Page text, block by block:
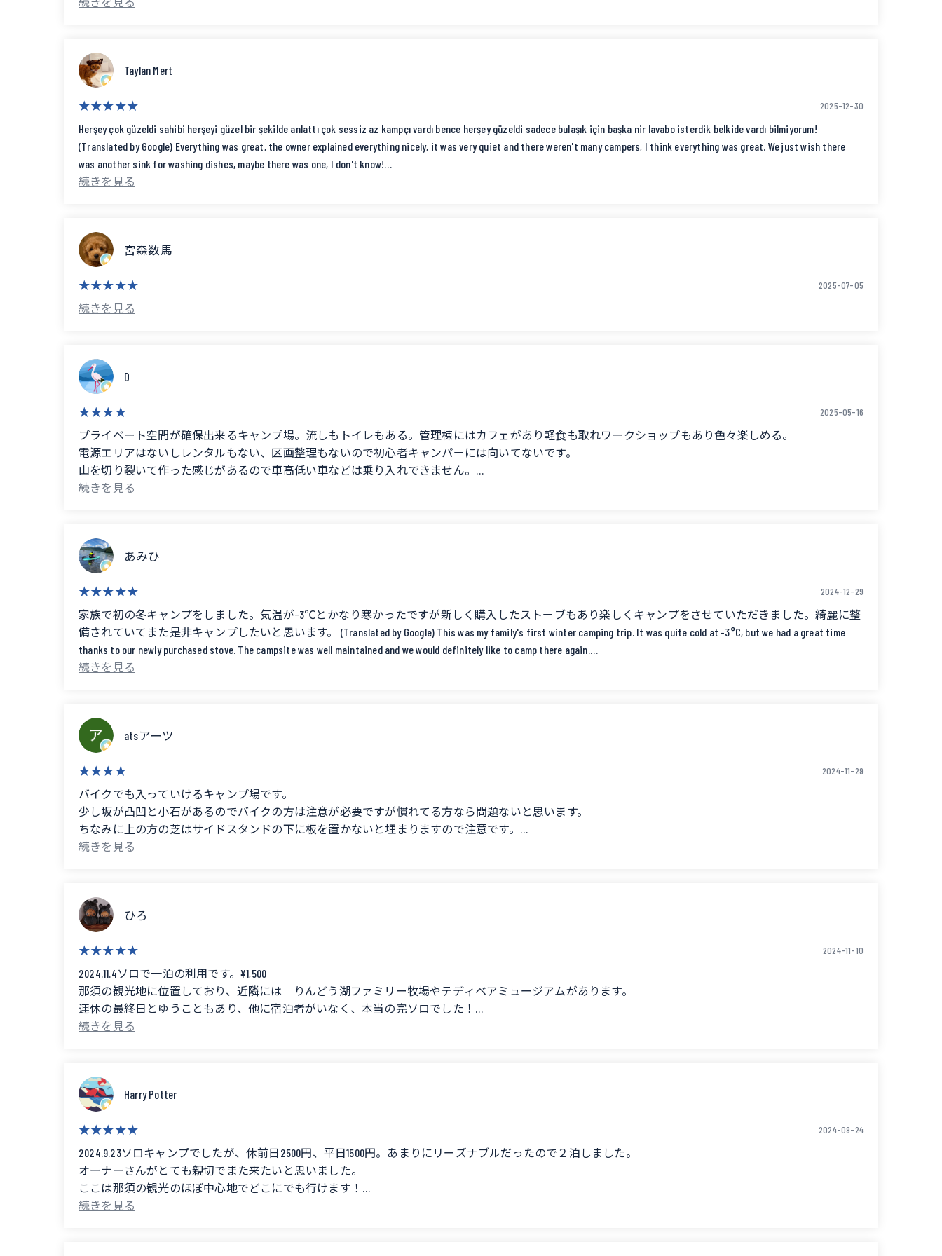
管理人の方もとても良い距離感で接してくれて安心感がありました。ソロ訪問でしたので写真まで撮っていただいてありがとうございました。
場内には剪定した枝が積んであり、自由に使っていいよとの事だったのでブッシュクラフトにも挑戦でき、楽しい時間を過ごせました。
暑くなる前にまた行きたいと思います。 (Translated by Google) It was a really nice campsite.
Used on February 22, 2026.
The sites were terraced, and I felt the layout was great because you didn't have to worry about other people looking at you.
It's not a very large campsite, so there was only one kitchen, but I don't think it was too inconvenient.
Toilets were located in the management building and near the kitchen, and were very clean.
I'd like to go again before it gets too hot.
Taylan Mert
2025-12-30
Herşey çok güzeldi sahibi herşeyi güzel bir şekilde anlattı çok sessiz az kampçı vardı bence herşey güzeldi sadece bulaşık için başka nir lavabo isterdik belkide vardı bilmiyorum!
(Translated by Google) Everything was great, the owner explained everything nicely, it was very quiet and there weren't many campers, I think everything was great. We just wish there
was another sink for washing dishes, maybe there was one, I don't know!
宮森数馬
2025-07-05
D
2025-05-16
プライベート空間が確保出来るキャンプ場。流しもトイレもある。管理棟にはカフェがあり軽食も取れワークショップもあり色々楽しめる。
電源エリアはないしレンタルもない、区画整理もないので初心者キャンパーには向いてないです。
山を切り裂いて作った感じがあるので車高低い車などは乗り入れできません。
自然を大事にしているキャンプ場なのでマナーが守れない若者集団などには向いていません。 (Translated by Google) A campsite where you can secure your own
It feels like it was carved into the mountain, so low-slung vehicles cannot enter.
This campsite respects nature, so it is not suitable for groups of young people who don't follow proper etiquette.
あみひ
2024-12-29
家族で初の冬キャンプをしました。気温が−3℃とかなり寒かったですが新しく購入したストーブもあり楽しくキャンプをさせていただきました。綺麗に整
備されていてまた是非キャンプしたいと思います。 (Translated by Google) This was my family's first winter camping trip. It was quite cold at -3°C, but we had a great time
thanks to our newly purchased stove. The campsite was well maintained and we would definitely like to camp there again.
atsアーツ
2024-11-29
バイクでも入っていけるキャンプ場です。
少し坂が凸凹と小石があるのでバイクの方は注意が必要ですが慣れてる方なら問題ないと思います。
ちなみに上の方の芝はサイドスタンドの下に板を置かないと埋まりますので注意です。
薪はキャンプ場です広葉樹が一束1,000円で売ってます。
発泡酒、氷とか販売してましたがその他売り切れが多かったのとたまたま自分のキャンプ地に動物のフン(かなり日数が経ってるモノ)があり残念でした。
トイレは3つありウォッシュレット備わってます。(1番手前は調子悪いのか閉めたことをもう一度確認した方がいいです)
炊事場は6つで足を洗う？場所が2つあります。
夜は本当に暗いので用を済ます為には必ずライト必需品です。トイレの前に小さい橋と川があるので気をつけてください。
入口に看板がない(見落とした？)のでGoogleナビ通りに入っていけば問題ないです。
近くにセブンイレブンあります。
スタッフさんは皆、親切です。
By the way, the grass at the top will get buried if you don't place a board under the side stand, so be careful.
The campsite sells hardwood firewood for 1,000 yen per bundle.
*Open fires are prohibited.
Because hardwood is hard, you can borrow axes on the spot.
They sell beer and ice, but many of the other items were sold out, and I happened to find some animal droppings (some quite old) on my campsite, which was disappointing.
There are three toilets, all equipped with washlets. (The front one seems to be malfunctioning, so it's best to double-check that it's closed.)
There are six kitchens and two places to wash your feet.
It's really dark at night, so a light is essential if you need to go to the bathroom. Be careful, as there's a small bridge and river in front of the toilets.
There is no sign at the entrance (maybe I missed it?), so just follow the directions on Google Maps and you'll be fine.
ひろ
2024-11-10
2024.11.4ソロで一泊の利用です。¥1,500
那須の観光地に位置しており、近隣には りんどう湖ファミリー牧場やテディベアミュージアムがあります。
連休の最終日とゆうこともあり、他に宿泊者がいなく、本当の完ソロでした！
併設されているカフェでの受付になります。
1人でしたので、サイトも自由に好きな場所でどうぞ、チェックアウトもお好きな時間で！
と言っていただいたのでゆっくりと楽しむ事ができてラッキー✌️でした✨
料金も安くとてもお得！
夜は星が綺麗でした💖
また利用させていただきます♪ (Translated by Google) I stayed here for one night on November 4th, 2024, as a solo traveler. The price was ¥1,500.
Located in a tourist area of ​​Nasu, it's near Rindo Lake Family Ranch and the Teddy Bear Museum.
As it was the last day of a long weekend, there were no other guests, so I truly had the place all to myself!
Check-in is at the attached cafe.
Harry Potter
2024-09-24
2024.9.23ソロキャンプでしたが、休前日2500円、平日1500円。あまりにリーズナブルだったので２泊しました。
オーナーさんがとても親切でまた来たいと思いました。
ここは那須の観光のほぼ中心地でどこにでも行けます！
車の乗り入れもできるので重い荷物があっても大丈夫。